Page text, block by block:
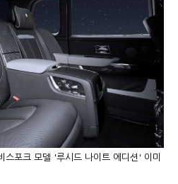
스포크 모델 '루시드 나이트 에디션' 이미